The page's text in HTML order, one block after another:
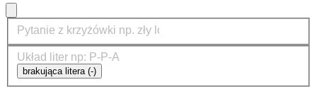
brakująca litera (-)